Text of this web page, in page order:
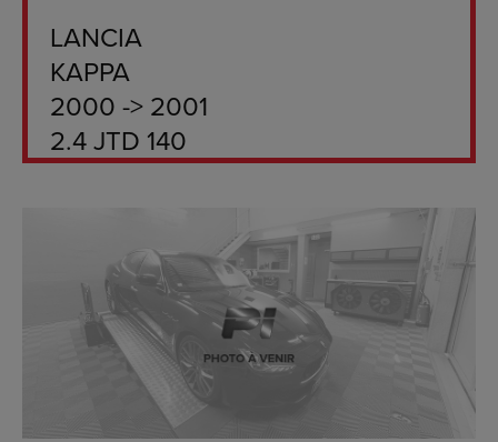
LANCIA
KAPPA
2000 -> 2001
2.4 JTD 140